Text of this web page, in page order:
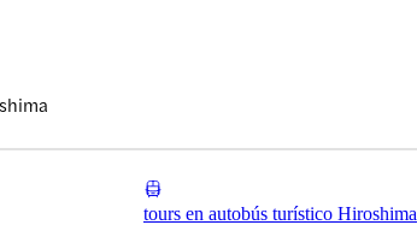
tours en autobús turístico Hiroshima